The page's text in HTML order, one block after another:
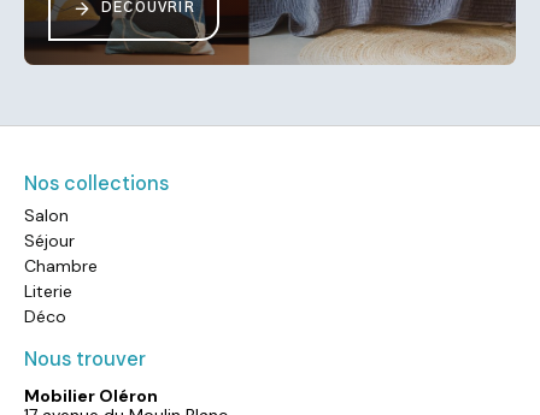
DÉCOUVRIR
Nos collections
Salon
Séjour
Chambre
Literie
Déco
Nous trouver
Mobilier Oléron